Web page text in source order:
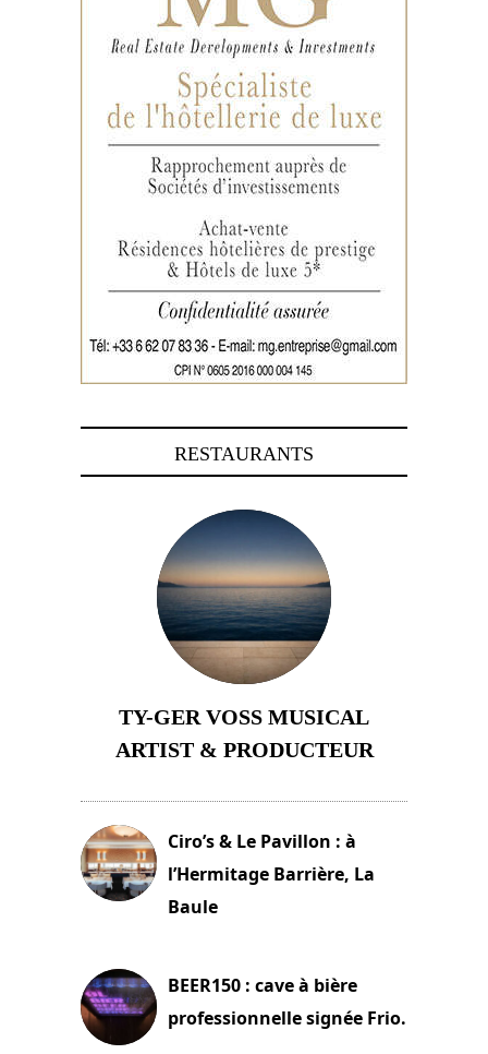
RESTAURANTS
TY-GER VOSS MUSICAL
ARTIST & PRODUCTEUR
Ciro’s & Le Pavillon : à
l’Hermitage Barrière, La
Baule
BEER150 : cave à bière
professionnelle signée Frio.